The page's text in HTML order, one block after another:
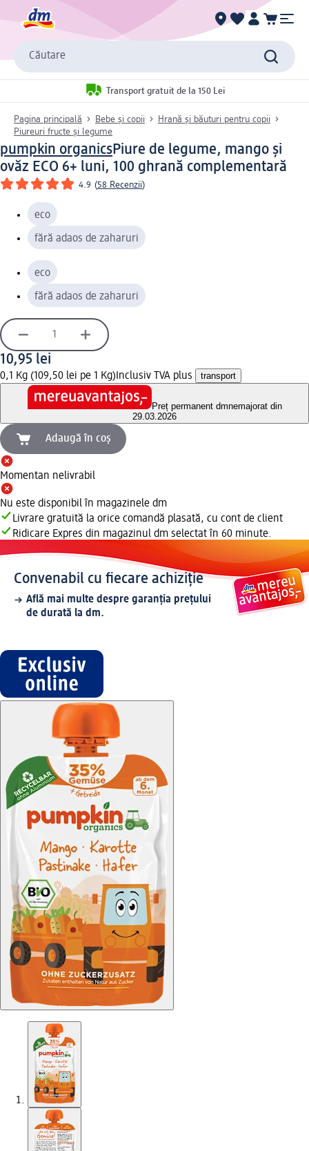
Căutare
Transport gratuit de la 150 Lei
Pagina principală Bebe și copii
Hrană și băuturi pentru copii
Piureuri fructe și legume
pumpkin organicsPiure de legume, mango și
ovăz ECO 6+ luni, 100 ghrană complementară
4.9 (58 Recenzii)
eco
fără adaos de zaharuri
eco
fără adaos de zaharuri
10,95 lei
0,1 Kg (109,50 lei pe 1 Kg) Inclusiv TVA plus transport
Preț permanent dmnemajorat din
29.03.2026
Adaugă în coș
Momentan nelivrabil
Nu este disponibil în magazinele dm
Livrare gratuită la orice comandă plasată, cu cont de client
Ridicare Expres din magazinul dm selectat în 60 minute.
Convenabil cu fiecare achiziție
Află mai multe despre garanția prețului
de durată la dm.